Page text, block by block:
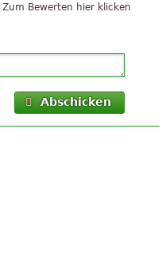
Zum Bewerten hier klicken
Abschicken